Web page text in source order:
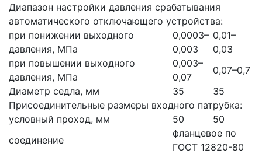
Диапазон настройки давления срабатывания
автоматического отключающего устройства:
при понижении выходного
давления, МПа
0,0003–
0,003
0,01–
0,03
при повышении выходного
давления, МПа
0,003–
0,07
0,07–0,7
Диаметр седла, мм
35
35
Присоединительные размеры входного патрубка:
условный проход, мм
50
50
соединение
фланцевое по
ГОСТ 12820-80